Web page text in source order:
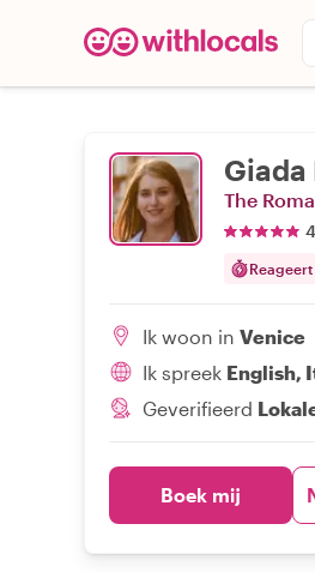
The
Reageert
Ik woon in Venice
Ik spreek English,
Geverifieerd
Boek mij